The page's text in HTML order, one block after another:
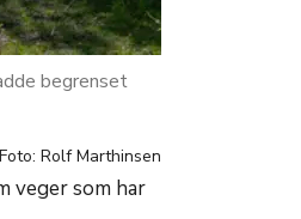
begrenset
Foto: Rolf Marthinsen
veger som har